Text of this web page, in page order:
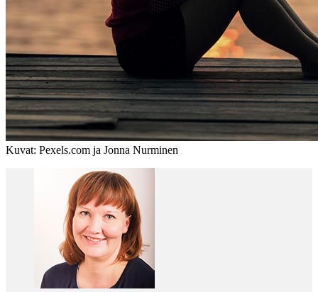
Kuvat: Pexels.com ja Jonna Nurminen